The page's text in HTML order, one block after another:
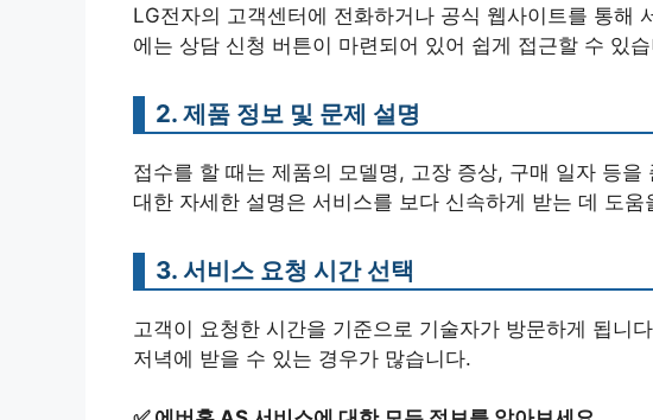
LG전자의 고객센터에 전화하거나 공식 웹사이트를 통해
에는 상담 신청 버튼이 마련되어 있어 쉽게 접근할 수 있
2. 제품 정보 및 문제 설명
접수를 할 때는 제품의 모델명, 고장 증상, 구매 일자 등
대한 자세한 설명은 서비스를 보다 신속하게 받는 데 도움
3. 서비스 요청 시간 선택
고객이 요청한 시간을 기준으로 기술자가 방문하게 됩니
저녁에 받을 수 있는 경우가 많습니다.